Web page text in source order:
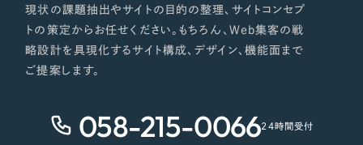
現状の課題抽出やサイトの目的の整理、サイトコンセプ
トの策定からお任せください。もちろん、Web集客の戦
略設計を具現化するサイト構成、デザイン、機能面まで
ご提案します。
058-215-006624時間受付